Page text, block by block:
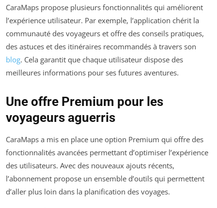
CaraMaps propose plusieurs fonctionnalités qui améliorent
l’expérience utilisateur. Par exemple, l’application chérit la
communauté des voyageurs et offre des conseils pratiques,
des astuces et des itinéraires recommandés à travers son
blog. Cela garantit que chaque utilisateur dispose des
meilleures informations pour ses futures aventures.
Une offre Premium pour les
voyageurs aguerris
CaraMaps a mis en place une option Premium qui offre des
fonctionnalités avancées permettant d’optimiser l’expérience
des utilisateurs. Avec des nouveaux ajouts récents,
l’abonnement propose un ensemble d’outils qui permettent
d’aller plus loin dans la planification des voyages.